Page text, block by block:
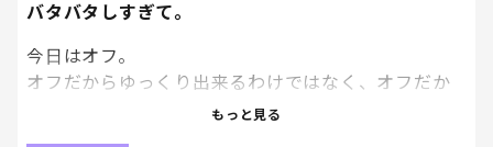
バタバタしすぎて。
今日はオフ。
オフだからゆっくり出来るわけではなく、オフだか
ら仕事だと出来ない事を全て消化する為に朝から予
もっと見る